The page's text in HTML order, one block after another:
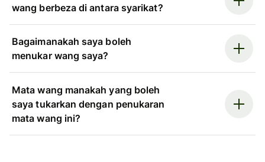
wang berbeza di antara syarikat?
Bagaimanakah saya boleh
menukar wang saya?
Mata wang manakah yang boleh
saya tukarkan dengan penukaran
mata wang ini?